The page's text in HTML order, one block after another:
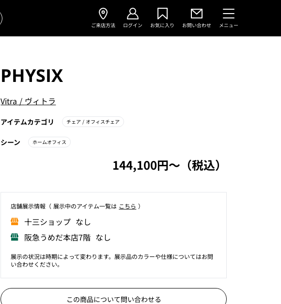
ご来店方法 ログイン お気に入り お問い合わせ メニュー
PHYSIX
Vitra / ヴィトラ
アイテムカテゴリ チェア/ オフィスチェア
シーン ホームオフィス
144,100円〜（税込）
店舗展⽰情報（ 展⽰中のアイテム⼀覧は こちら ）
⼗三ショップ なし
阪急うめだ本店7階 なし
展示の状況は時期によって変わります。展示品のカラーや仕様についてはお問
い合わせください。
この商品について問い合わせる